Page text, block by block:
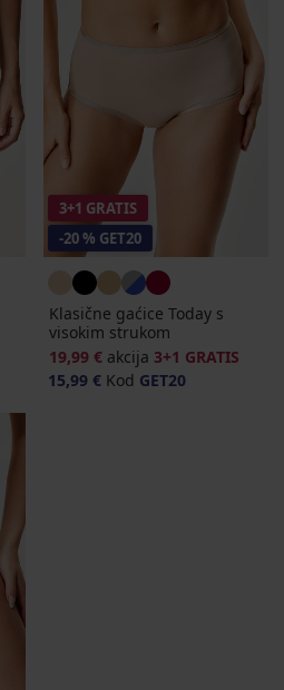
3+1 GRATIS
-20 % GET20
Klasične gaćice Today s
visokim strukom
19,99 € akcija 3+1 GRATIS
15,99 € Kod GET20